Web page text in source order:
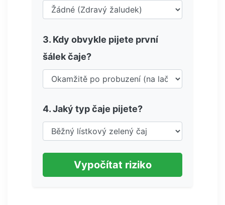
3. Kdy obvykle pijete první
šálek čaje?
4. Jaký typ čaje pijete?
Vypočítat riziko